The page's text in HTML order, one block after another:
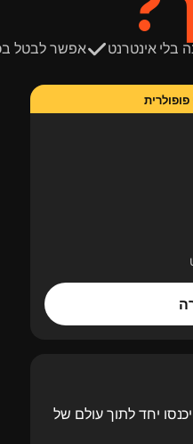
בלי אינטרנט אפשר לבטל
יחד לתוך עולם של